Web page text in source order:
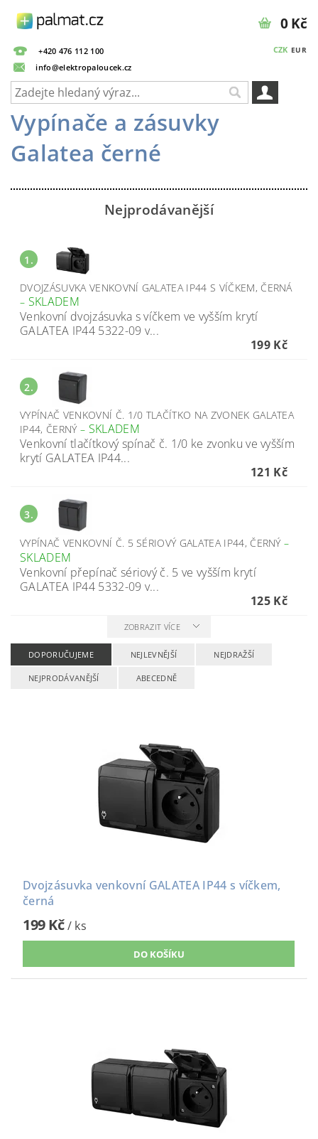
+420 476 112 100
info@elektropaloucek.cz
CZK EUR
0 Kč
Vypínače a zásuvky
Galatea černé
Nejprodávanější
1.
DVOJZÁSUVKA VENKOVNÍ GALATEA IP44 S VÍČKEM, ČERNÁ
– SKLADEM
Venkovní dvojzásuvka s víčkem ve vyšším krytí
GALATEA IP44 5322-09 v...
199 Kč
2.
VYPÍNAČ VENKOVNÍ Č. 1/0 TLAČÍTKO NA ZVONEK GALATEA
IP44, ČERNÝ – SKLADEM
Venkovní tlačítkový spínač č. 1/0 ke zvonku ve vyšším
krytí GALATEA IP44...
121 Kč
3.
VYPÍNAČ VENKOVNÍ Č. 5 SÉRIOVÝ GALATEA IP44, ČERNÝ–
SKLADEM
Venkovní přepínač sériový č. 5 ve vyšším krytí
GALATEA IP44 5332-09 v...
125 Kč
ZOBRAZIT VÍCE
DOPORUČUJEME NEJLEVNĚJŠÍ NEJDRAŽŠÍ
NEJPRODÁVANĚJŠÍ ABECEDNĚ
Dvojzásuvka venkovní GALATEA IP44 s víčkem,
černá
199 Kč/ ks